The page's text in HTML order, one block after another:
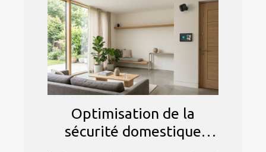
Optimisation de la
sécurité domestique